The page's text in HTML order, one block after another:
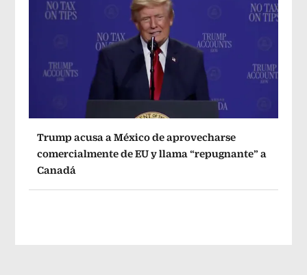
Trump acusa a México de aprovecharse
comercialmente de EU y llama “repugnante” a
Canadá